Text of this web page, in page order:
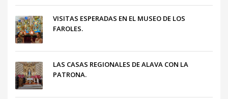
VISITAS ESPERADAS EN EL MUSEO DE LOS
FAROLES.
LAS CASAS REGIONALES DE ALAVA CON LA
PATRONA.